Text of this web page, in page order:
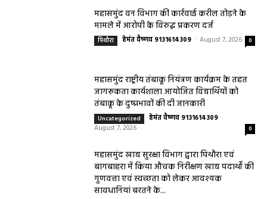
महासमुंद वन विभाग की कार्रवाई करील तोड़ने के
मामले में आरोपी के विरुद्ध प्रकरण दर्ज
पिथौरा हेमंत वैष्णव 9131614309 - August 7, 2026 0
महासमुंद राष्ट्रीय तंबाकू नियंत्रण कार्यक्रम के तहत
जागरूकता कार्यशाला आयोजित विद्यार्थियों को
तंबाकू के दुष्प्रभावों की दी जानकारी
Uncategorized हेमंत वैष्णव 9131614309 -
August 7, 2026
0
महासमुंद खाद्य सुरक्षा विभाग द्वारा पिथौरा एवं
बागबाहरा में किया औचक निरीक्षण खाद्य पदार्थों की
गुणवत्ता एवं स्वच्छता को लेकर आवश्यक
सावधानियां बरतने के...